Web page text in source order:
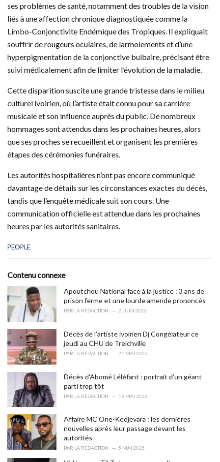
ses problèmes de santé, notamment des troubles de la vision
liés à une affection chronique diagnostiquée comme la
Limbo-Conjonctivite Endémique des Tropiques. Il expliquait
souffrir de rougeurs oculaires, de larmoiements et d’une
hyperpigmentation de la conjonctive bulbaire, précisant être
suivi médicalement afin de limiter l’évolution de la maladie.
Cette disparition suscite une grande tristesse dans le milieu
culturel ivoirien, où l’artiste était connu pour sa carrière
musicale et son influence auprès du public. De nombreux
hommages sont attendus dans les prochaines heures, alors
que ses proches se recueillent et organisent les premières
étapes des cérémonies funéraires.
Les autorités hospitalières n’ont pas encore communiqué
davantage de détails sur les circonstances exactes du décès,
tandis que l’enquête médicale suit son cours. Une
communication officielle est attendue dans les prochaines
heures par les autorités sanitaires.
C
e
r
e
:
PEOPLE
Contenu connexe
Apoutchou National face à la justice : 3 ans de
prison ferme et une lourde amende prononcés
PAR LA RÉDACTION 2 JUIN 2026
Décès de l’artiste ivoirien Dj Congélateur ce
jeudi au CHU de Treichville
PAR LA RÉDACTION 21 MAI 2026
Décès d'Abomé Léléfant : portrait d’un géant
parti trop tôt
PAR LA RÉDACTION 19 MAI 2026
Affaire MC One-Kedjevara : les dernières
nouvelles après leur passage devant les
autorités
PAR LA RÉDACTION 5 MAI 2026